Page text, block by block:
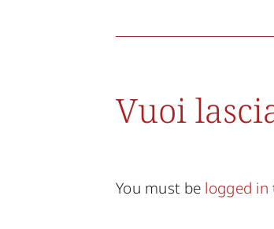
Vuoi
You must be logged in